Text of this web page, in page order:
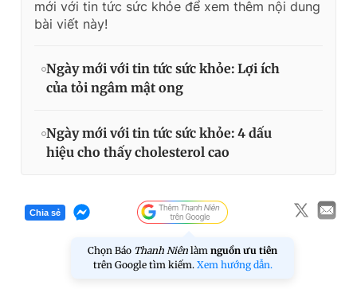
mới với tin tức sức khỏe để xem thêm nội dung
bài viết này!
Ngày mới với tin tức sức khỏe: Lợi ích
của tỏi ngâm mật ong
Ngày mới với tin tức sức khỏe: 4 dấu
hiệu cho thấy cholesterol cao
Chia sẻ
Chọn Báo Thanh Niên làm nguồn ưu tiên
trên Google tìm kiếm. Xem hướng dẫn.